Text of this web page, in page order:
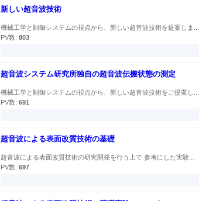
新しい超音波技術
機械工学と制御システムの視点から、新しい超音波技術を提案しま...
PV数: 803
超音波システム研究所独自の超音波伝搬状態の測定
機械工学と制御システムの視点から、新しい超音波技術をご提案し...
PV数: 691
超音波による表面改質技術の基礎
超音波による表面改質技術の研究開発を行う上で 参考にした実験...
PV数: 697